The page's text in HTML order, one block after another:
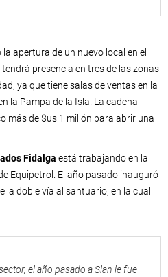
apertura de un nuevo local en el
tendrá presencia en tres de las zonas
ya que tiene salas de ventas en la
la Pampa de la Isla. La cadena
más de $us 1 millón para abrir una
Fidalga está trabajando en la
Equipetrol. El año pasado inauguró
la doble vía al santuario, en la cual
el año pasado a Slan le fue